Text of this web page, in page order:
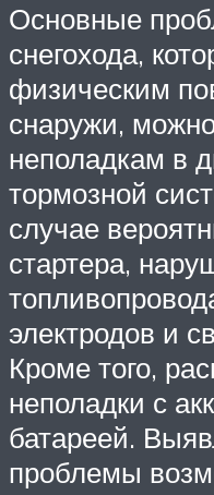
Основные
снегохода,
физическим
снаружи,
неполадкам в
тормозной
случае
стартера,
электродов и
Кроме того,
неполадки с
батареей.
проблемы